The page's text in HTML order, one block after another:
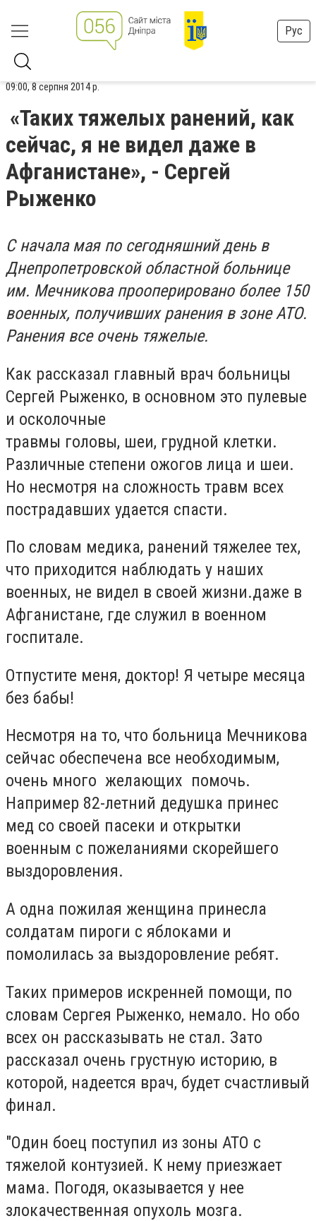
Рус
09:00, 8 серпня 2014 р.
«Таких тяжелых ранений, как
сейчас, я не видел даже в
Афганистане», - Сергей
Рыженко
С начала мая по сегодняшний день в
Днепропетровской областной больнице
им. Мечникова прооперировано более 150
военных, получивших ранения в зоне АТО.
Ранения все очень тяжелые.
Как рассказал главный врач больницы
Сергей Рыженко, в основном это пулевые
и осколочные
травмы головы, шеи, грудной клетки.
Различные степени ожогов лица и шеи.
Но несмотря на сложность травм всех
пострадавших удается спасти.
По словам медика, ранений тяжелее тех,
что приходится наблюдать у наших
военных, не видел в своей жизни.даже в
Афганистане, где служил в военном
госпитале.
Отпустите меня, доктор! Я четыре месяца
без бабы!
Несмотря на то, что больница Мечникова
сейчас обеспечена все необходимым,
очень много желающих помочь.
Например 82-летний дедушка принес
мед со своей пасеки и открытки
военным с пожеланиями скорейшего
выздоровления.
А одна пожилая женщина принесла
солдатам пироги с яблоками и
помолилась за выздоровление ребят.
Таких примеров искренней помощи, по
словам Сергея Рыженко, немало. Но обо
всех он рассказывать не стал. Зато
рассказал очень грустную историю, в
которой, надеется врач, будет счастливый
финал.
"Один боец поступил из зоны АТО с
тяжелой контузией. К нему приезжает
мама. Погодя, оказывается у нее
злокачественная опухоль мозга.